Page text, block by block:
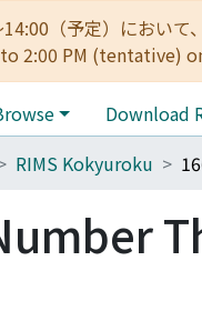
14:00（予定）におい
2:00 PM (tentative)
Download
RIMS Kokyuroku